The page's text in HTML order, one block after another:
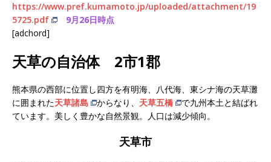
https://www.pref.kumamoto.jp/uploaded/attachment/19
5725.pdf
9月26日時点
[adchord]
天草の自治体 2市1郡
熊本県の西部に位置し四方を有明海、八代海、東シナ海の天草灘
に囲まれた天草諸島 からなり、 天草五橋
で九州本土と結ばれ
ています。美しく豊かな自然景観。人口は減少傾向。
天草市